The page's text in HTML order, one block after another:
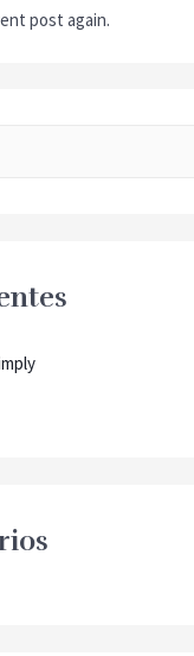
post again.